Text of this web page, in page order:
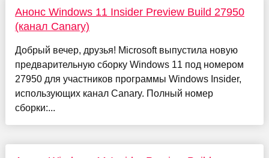
Анонс Windows 11 Insider Preview Build 27950
(канал Canary)
Добрый вечер, друзья! Microsoft выпустила новую
предварительную сборку Windows 11 под номером
27950 для участников программы Windows Insider,
использующих канал Canary. Полный номер
сборки:...